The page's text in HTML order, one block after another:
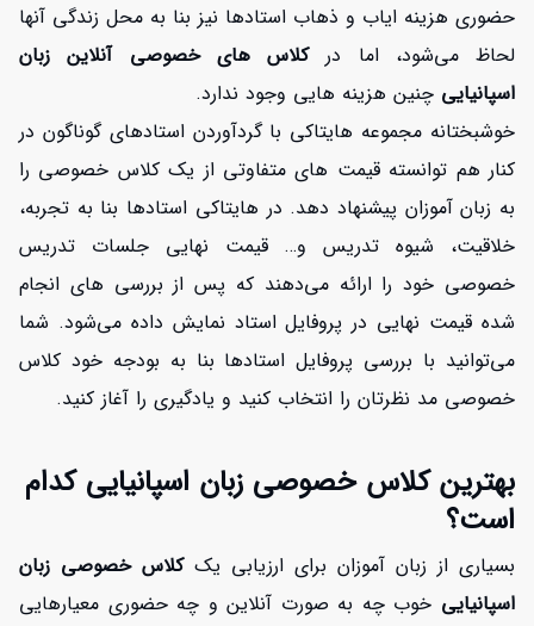
حضوری هزینه ایاب و ذهاب استادها نیز بنا به محل زندگی آنها
لحاظ می‌شود، اما درکلاس های خصوصی آنلاین زبان
اسپانیایی چنین هزینه هایی وجود ندارد.
خوشبختانه مجموعه هایتاکی با گردآوردن استادهای گوناگون در
کنار هم توانسته قیمت های متفاوتی از یک کلاس خصوصی را
به زبان آموزان پیشنهاد دهد. در هایتاکی استادها بنا به تجربه،
خلاقیت، شیوه تدریس و… قیمت نهایی جلسات تدریس
خصوصی خود را ارائه می‌دهند که پس از بررسی های انجام
شده قیمت نهایی در پروفایل استاد نمایش داده می‌شود. شما
می‌توانید با بررسی پروفایل استادها بنا به بودجه خود کلاس
خصوصی مد نظرتان را انتخاب کنید و یادگیری را آغاز کنید.
بهترین کلاس خصوصی زبان اسپانیایی کدام
است؟
بسیاری از زبان آموزان برای ارزیابی یککلاس خصوصی زبان
اسپانیایی خوب چه به صورت آنلاین و چه حضوری معیارهایی